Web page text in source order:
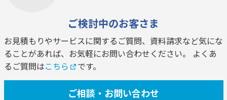
ご検討中のお客さま
お見積もりやサービスに関するご質問、資料請求など気にな
ることがあれば、お気軽にお問い合わせください。 よくあ
るご質問はこちら です。
ご相談・お問い合わせ